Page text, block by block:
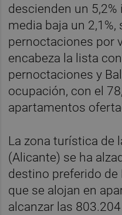
descienden un
media baja un
pernoctaciones por
encabeza la lista
pernoctaciones y
ocupación, con el
apartamentos
La zona turística de
(Alicante) se ha
destino preferido de
que se alojan en
alcanzar las